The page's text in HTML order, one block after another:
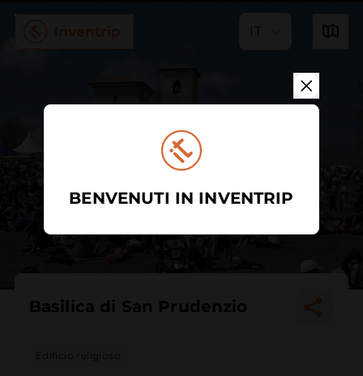
IT
Basilica di San Prudenzio
Edificio religioso
BENVENUTI IN INVENTRIP